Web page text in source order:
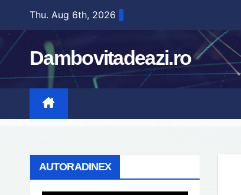
content
Thu. Aug 6th, 2026
Dambovitadeazi.ro
AUTORADINEX